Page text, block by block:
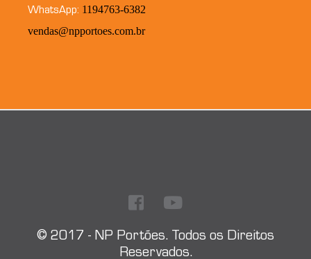
WhatsApp: 1194763-6382
vendas@npportoes.com.br
© 2017 - NP Portões. Todos os Direitos
Reservados.